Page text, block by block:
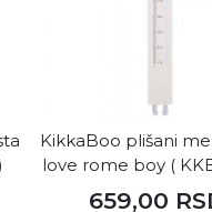
KikkaBoo plišani
love rome boy (
659,00